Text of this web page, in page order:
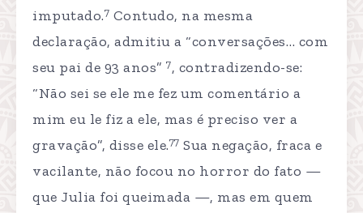
imputado.7 Contudo, na mesma
declaração, admitiu a “conversações… com
seu pai de 93 anos” 7, contradizendo-se:
“Não sei se ele me fez um comentário a
mim eu le fiz a ele, mas é preciso ver a
gravação”, disse ele.77 Sua negação, fraca e
vacilante, não focou no horror do fato —
que Julia foi queimada —, mas em quem